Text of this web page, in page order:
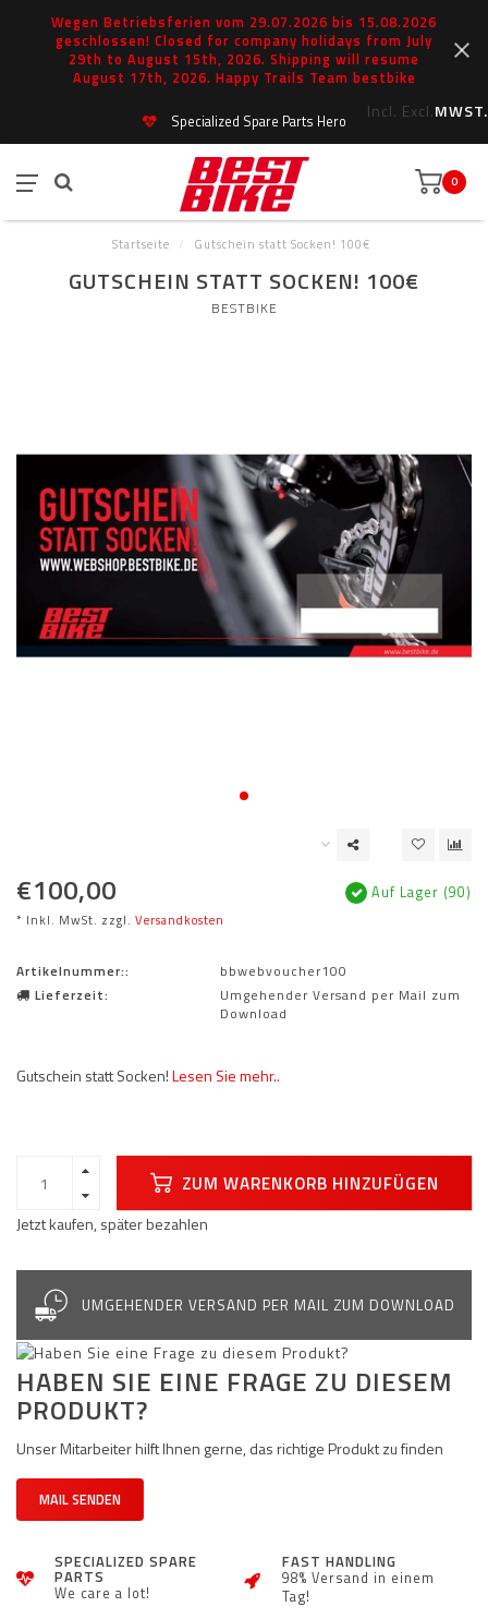
Wegen Betriebsferien vom 29.07.2026 bis 15.08.2026
geschlossen! Closed for company holidays from July
29th to August 15th, 2026. Shipping will resume
August 17th, 2026. Happy Trails Team bestbike
Incl. Excl.MWST.
Specialized Spare Parts Hero
0
Startseite / Gutschein statt Socken! 100€
GUTSCHEIN STATT SOCKEN! 100€
BESTBIKE
€100,00
* Inkl. MwSt. zzgl. Versandkosten
Auf Lager (90)
Artikelnummer::
bbwebvoucher100
Lieferzeit:
Umgehender Versand per Mail zum
Download
Gutschein statt Socken!Lesen Sie mehr..
ZUM WARENKORB HINZUFÜGEN
Jetzt kaufen, später bezahlen
UMGEHENDER VERSAND PER MAIL ZUM DOWNLOAD
HABEN SIE EINE FRAGE ZU DIESEM
PRODUKT?
Unser Mitarbeiter hilft Ihnen gerne, das richtige Produkt zu finden
MAIL SENDEN
SPECIALIZED SPARE
PARTS
We care a lot!
FAST HANDLING
98% Versand in einem
Tag!